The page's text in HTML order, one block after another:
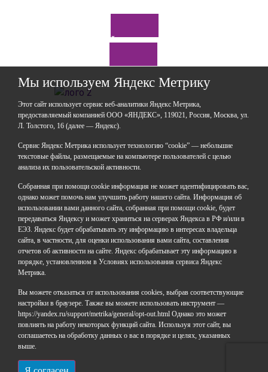
Задайте нам вопрос
Мы используем Яндекс Метрику
Этот сайт использует сервис веб-аналитики Яндекс Метрика,
предоставляемый компанией ООО «ЯНДЕКС», 119021, Россия, Москва, ул.
Л. Толстого, 16 (далее — Яндекс).
Сервис Яндекс Метрика использует технологию “cookie” — небольшие
текстовые файлы, размещаемые на компьютере пользователей с целью
анализа их пользовательской активности.
Собранная при помощи cookie информация не может идентифицировать вас,
однако может помочь нам улучшить работу нашего сайта. Информация об
использовании вами данного сайта, собранная при помощи cookie, будет
передаваться Яндексу и может храниться на серверах Яндекса в РФ и/или в
ЕЭЗ. Яндекс будет обрабатывать эту информацию в интересах владельца
сайта, в частности, для оценки использования вами сайта, составления
отчетов об активности на сайте. Яндекс обрабатывает эту информацию в
порядке, установленном в Условиях использования сервиса Яндекс
Метрика.
Вы можете отказаться от использования cookies, выбрав соответствующие
настройки в браузере. Также вы можете использовать инструмент —
https://yandex.ru/support/metrika/general/opt-out.html Однако это может
повлиять на работу некоторых функций сайта. Используя этот сайт, вы
соглашаетесь на обработку данных о вас в порядке и целях, указанных
выше.
ГАОУДО «Центр развития талантов «Аврора»
ИНН: 0277946670
ОГРН: 119028008662
Юридический адрес: 450112, Российская Федерация,
город Уфа, улица Мира, дом 14
Фактический адрес: 450112, Российская Федерация,
Республика Башкортостан,
город Уфа, улица Мира, дом 14
+7 (347) 286-77-58 - отдел профильных смен
+7(347) 246-64-95 - отдел олимпиадного движения
+7 (347) 286-77-61 - отдел ДО
+7 (347) 287-23-00 - приемная
+7 (347) 246-67-38 - бухгалтерия
rbavrora@yandex.ru